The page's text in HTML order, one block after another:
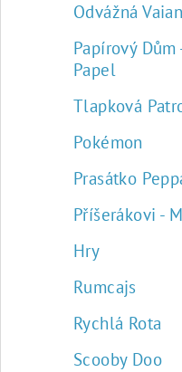
Odvážná
Papírový Dům
Papel
Tlapková
Pokémon
Prasátko
Příšerákovi -
Hry
Rumcajs
Rychlá Rota
Scooby Doo